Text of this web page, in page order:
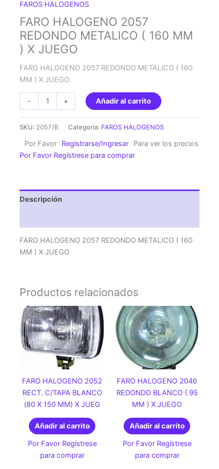
FAROS HALOGENOS
FARO HALOGENO 2057
REDONDO METALICO ( 160 MM
) X JUEGO
FARO HALOGENO 2057 REDONDO METALICO ( 160
MM ) X JUEGO
-
HALOGENO
REDONDO
METALICO
(
)
X
cantidad
+ Añadir al carrito
SKU: 2057/B Categoría: FAROS HALOGENOS
Por Favor Registrarse/Ingresar
Para ver los precios
Por Favor Regístrese para comprar
Descripción
FARO HALOGENO 2057 REDONDO METALICO ( 160
MM ) X JUEGO
Productos relacionados
FARO HALOGENO 2052
RECT. C/TAPA BLANCO
(80 X 150 MM) X JUEG
Añadir al carrito
Por Favor Regístrese
para comprar
FARO HALOGENO 2046
REDONDO BLANCO ( 95
MM ) X JUEGO
Añadir al carrito
Por Favor Regístrese
para comprar